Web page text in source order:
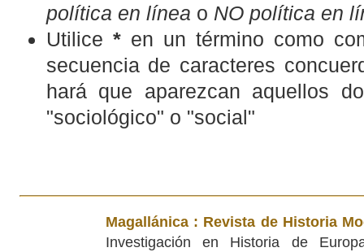
política en línea o NO política en
Utilice *en un término como
secuencia de caracteres
hará que aparezcan aquellos
"sociológico" o "social"
Magallánica : Revista de Historia
Investigación en Historia de